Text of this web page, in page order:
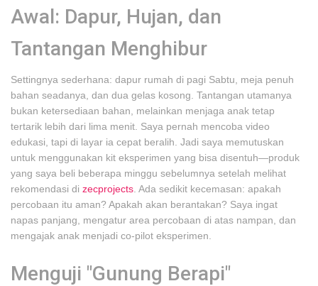
Awal: Dapur, Hujan, dan
Tantangan Menghibur
Settingnya sederhana: dapur rumah di pagi Sabtu, meja penuh
bahan seadanya, dan dua gelas kosong. Tantangan utamanya
bukan ketersediaan bahan, melainkan menjaga anak tetap
tertarik lebih dari lima menit. Saya pernah mencoba video
edukasi, tapi di layar ia cepat beralih. Jadi saya memutuskan
untuk menggunakan kit eksperimen yang bisa disentuh—produk
yang saya beli beberapa minggu sebelumnya setelah melihat
rekomendasi di zecprojects . Ada sedikit kecemasan: apakah
percobaan itu aman? Apakah akan berantakan? Saya ingat
napas panjang, mengatur area percobaan di atas nampan, dan
mengajak anak menjadi co-pilot eksperimen.
Menguji "Gunung Berapi"